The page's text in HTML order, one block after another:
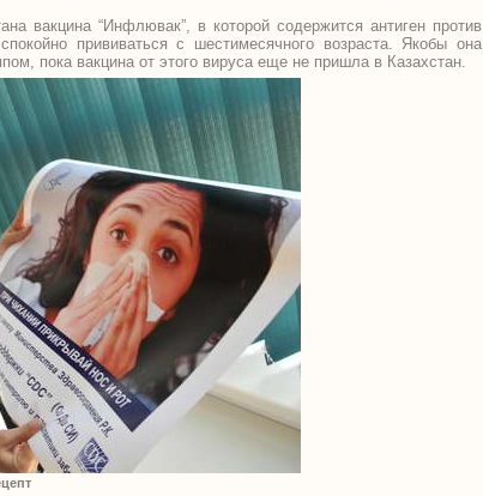
вакцина “Инфлювак”, в которой содержится антиген против
прививаться с шестимесячного возраста. Якобы она
пока вакцина от этого вируса еще не пришла в Казахстан.